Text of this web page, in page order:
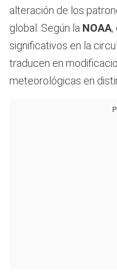
alteración de los
global. Según la NOAA,
significativos en la
traducen en
meteorológicas en